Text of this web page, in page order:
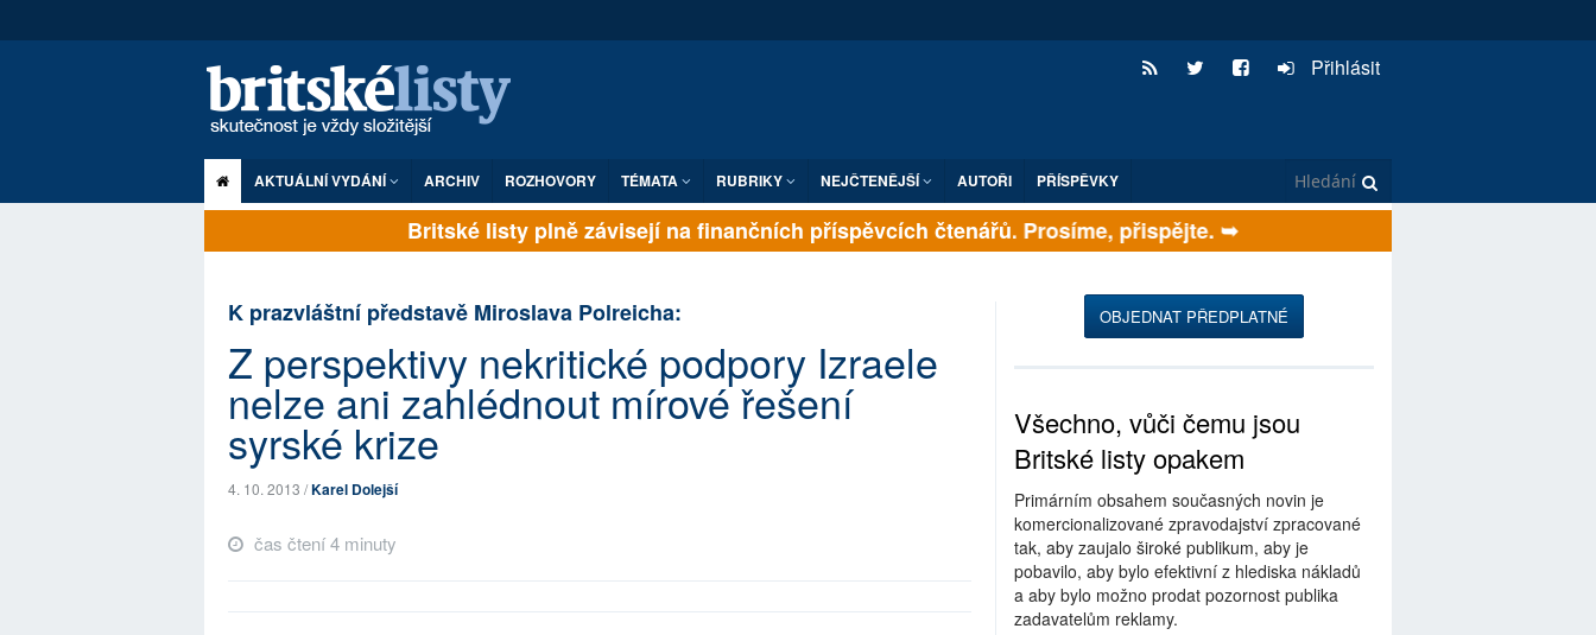
Přihlásit
AKTUÁLNÍ VYDÁNÍ ARCHIV ROZHOVORY TÉMATA RUBRIKY NEJČTENĚJŠÍ AUTOŘI PŘÍSPĚVKY
Britské listy plně závisejí na finančních příspěvcích čtenářů. Prosíme, přispějte. ➥
K prazvláštní představě Miroslava Polreicha:
Z perspektivy nekritické podpory Izraele
nelze ani zahlédnout mírové řešení
syrské krize
4. 10. 2013 /Karel Dolejší
čas čtení 4 minuty
OBJEDNAT PŘEDPLATNÉ
Všechno, vůči čemu jsou
Britské listy opakem
Primárním obsahem současných novin je
komercionalizované zpravodajství zpracované
tak, aby zaujalo široké publikum, aby je
pobavilo, aby bylo efektivní z hlediska nákladů
a aby bylo možno prodat pozornost publika
zadavatelům reklamy.